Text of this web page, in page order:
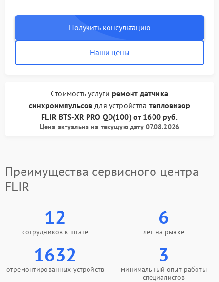
Получить консультацию
Наши цены
Стоимость услуги ремонт датчика
синхроимпульсов для устройства тепловизор
FLIR BTS-XR PRO QD(100) от 1600 руб.
Цена актуальна на текущую дату 07.08.2026
Преимущества сервисного центра
FLIR
12
сотрудников в штате
6
лет на рынке
1632
отремонтированных устройств
3
минимальный опыт работы
специалистов